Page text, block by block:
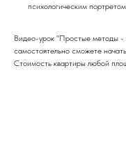
психологическим портретом
Видео-урок "Простые методы -
самостоятельно сможете
Стоимость квартиры любой